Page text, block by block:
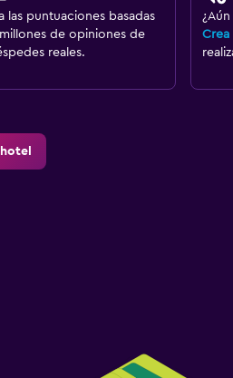
las puntuaciones basadas
de opiniones de
reales.
Crea